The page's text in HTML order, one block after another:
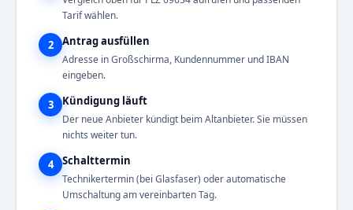
Tarif wählen.
2 Antrag ausfüllen
Adresse in Großschirma, Kundennummer und IBAN
eingeben.
3 Kündigung läuft
Der neue Anbieter kündigt beim Altanbieter. Sie müssen
nichts weiter tun.
4 Schalttermin
Technikertermin (bei Glasfaser) oder automatische
Umschaltung am vereinbarten Tag.